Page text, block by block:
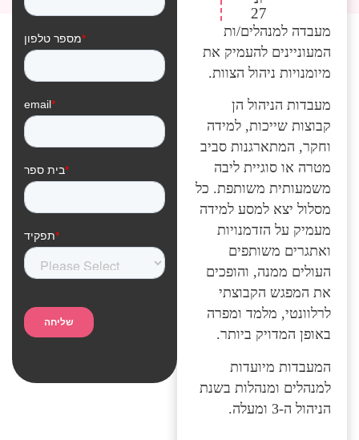
27
מעבדה למנהלים/ות
המעוניינים להעמיק את
מיומנויות ניהול הצוות.
מעבדות הניהול הן
קבוצות שייכות, למידה
וחקר, המתארגנות סביב
מטרה או סוגיית ליבה
משמעותית משותפת. כל
מסלול יצא למסע למידה
מעמיק על הזדמנויות
ואתגרים משותפים
העולים ממנה, והופכים
את המפגש הקבוצתי
לרלוונטי, מלמד ומפרה
באופן המדויק ביותר.
המעבדות מיועדות
למנהלים ומנהלות בשנת
הניהול ה-3 ומעלה.